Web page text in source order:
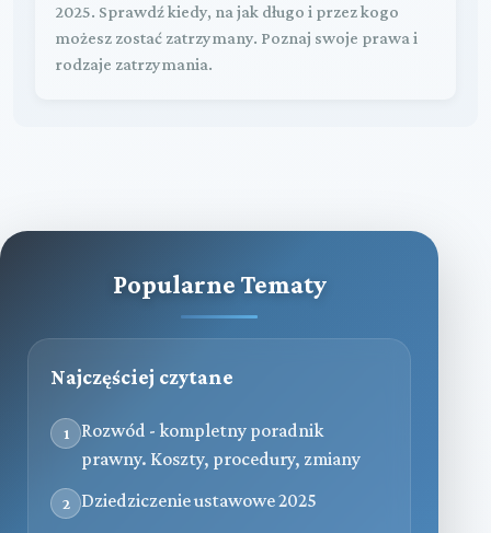
2025. Sprawdź kiedy, na jak długo i przez kogo
możesz zostać zatrzymany. Poznaj swoje prawa i
rodzaje zatrzymania.
Popularne Tematy
Najczęściej czytane
1
Rozwód - kompletny poradnik
prawny. Koszty, procedury, zmiany
2 Dziedziczenie ustawowe 2025